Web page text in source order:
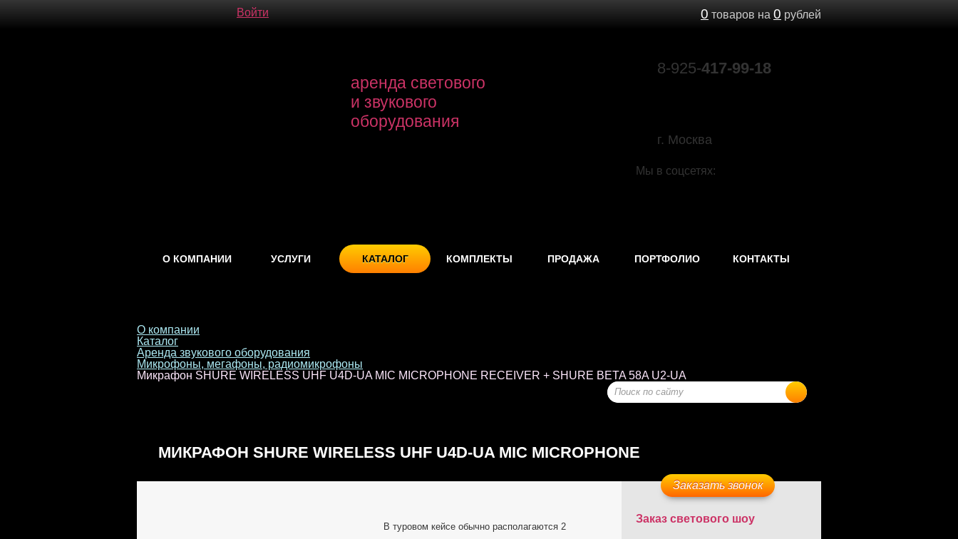
Войти 0 товаров на 0 рублей
аренда светового
и звукового
оборудования
8-925-417-99-18
г. Москва
Мы в соцсетях:
О КОМПАНИИ УСЛУГИ КАТАЛОГ КОМПЛЕКТЫ ПРОДАЖА ПОРТФОЛИО КОНТАКТЫ
О компании
Каталог
Аренда звукового оборудования
Микрофоны, мегафоны, радиомикрофоны
Микрафон SHURE WIRELESS UHF U4D-UA MIC MICROPHONE RECEIVER + SHURE BETA 58A U2-UA
МИКРАФОН SHURE WIRELESS UHF U4D-UA MIC MICROPHONE
Заказать звонок
В туровом кейсе обычно располагаются 2
Заказ светового шоу